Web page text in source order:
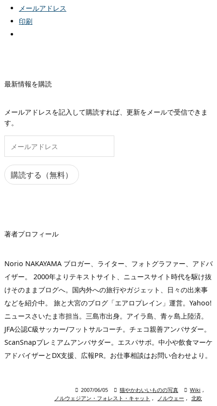
メールアドレス
印刷
最新情報を購読
メールアドレスを記入して購読すれば、更新をメールで受信できま
す。
ア
ド
購読する（無料）
著者プロフィール
Norio NAKAYAMA ブロガー、ライター、フォトグラファー、アドバ
イザー。 2000年よりテキストサイト、ニュースサイト時代を駆け抜
けそのままブログへ。国内外への旅行やガジェット、日々の出来事
などを紹介中。 旅と大宮のブログ「エアロプレイン」運営。Yahoo!
ニュースさいたま市担当。三島市出身。アイラ島、青ヶ島上陸済。
JFA公認C級サッカー/フットサルコーチ。チェコ親善アンバサダー。
ScanSnapプレミアムアンバサダー。エスパサポ。中小や飲食マーケ
アドバイザーとDX支援、広報PR。お仕事相談はお問い合わせより。
 2007/06/05  猫やかわいいものの写真  Wiki ,
ノルウェジアン・フォレスト・キャット , ノルウェー , 北欧